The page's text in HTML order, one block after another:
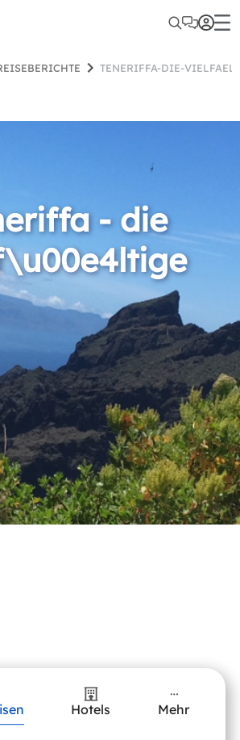
REISEBERICHTE TENERIFFA-DIE-
- die
Hotels Mehr